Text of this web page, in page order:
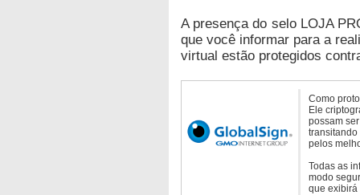
A presença do selo LOJA
que você informar para a
virtual estão protegidos
Como
Ele
possam
transitando
pelos
Todas as
modo
que exibirá